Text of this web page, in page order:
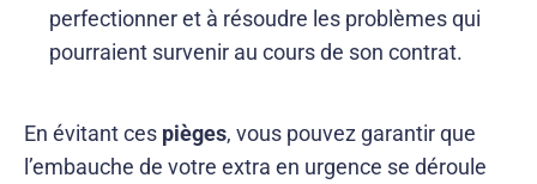
perfectionner et à résoudre les problèmes qui
pourraient survenir au cours de son contrat.
En évitant ces pièges, vous pouvez garantir que
l’embauche de votre extra en urgence se déroule